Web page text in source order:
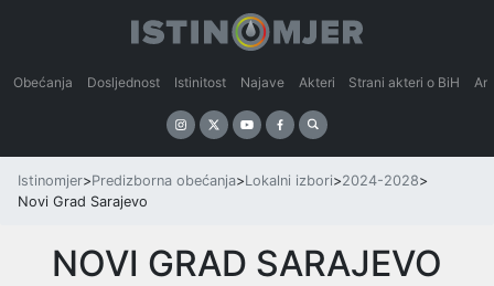
Obećanja Dosljednost Istinitost Najave Akteri Strani akteri o BiH
Istinomjer>Predizborna obećanja>Lokalni izbori>2024-2028>
Novi Grad Sarajevo
NOVI GRAD SARAJEVO